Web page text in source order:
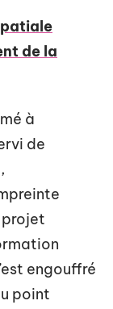
de la
à
de
engouffré
point